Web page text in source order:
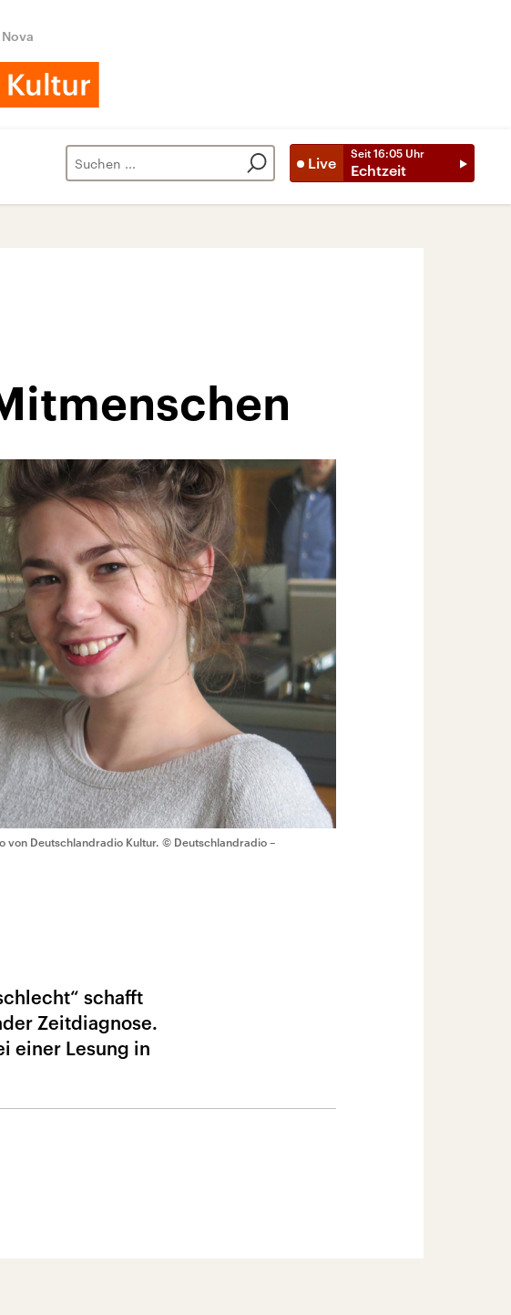
Live
Seit 16:05 Uhr
Echtzeit
von Deutschlandradio Kultur. © Deutschlandradio –
schafft
Zeitdiagnose.
einer Lesung in